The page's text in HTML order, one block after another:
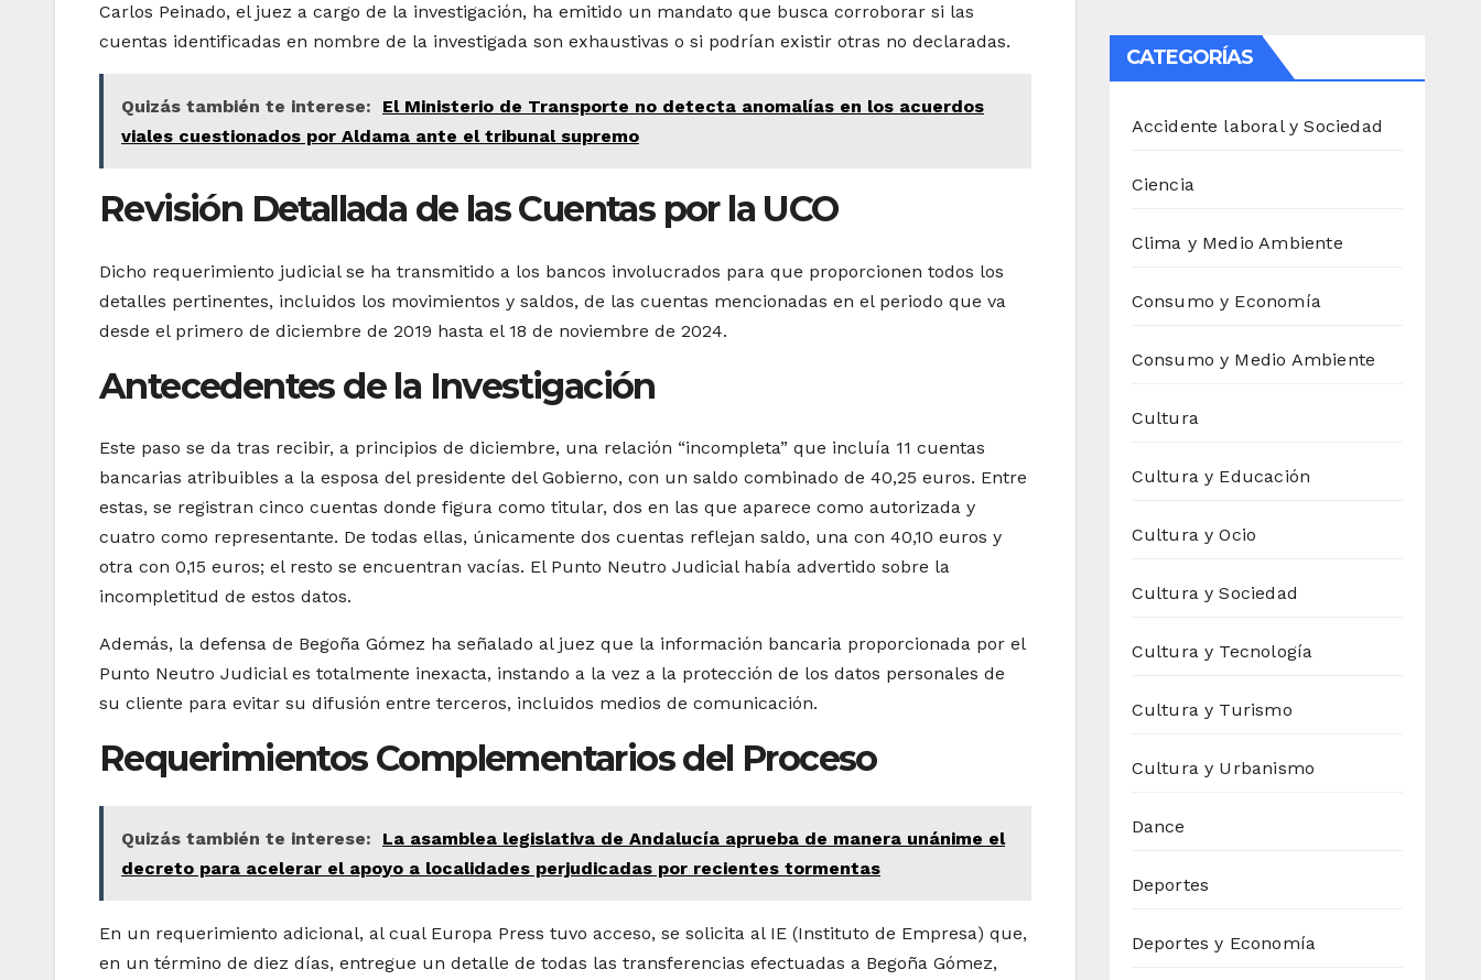
Carlos Peinado, el juez a cargo de la investigación, ha emitido un mandato que busca corroborar si las
cuentas identificadas en nombre de la investigada son exhaustivas o si podrían existir otras no declaradas.
Quizás también te interese:
El Ministerio de Transporte no detecta anomalías en los acuerdos
viales cuestionados por Aldama ante el tribunal supremo
Revisión Detallada de las Cuentas por la UCO
Dicho requerimiento judicial se ha transmitido a los bancos involucrados para que proporcionen todos los
detalles pertinentes, incluidos los movimientos y saldos, de las cuentas mencionadas en el periodo que va
desde el primero de diciembre de 2019 hasta el 18 de noviembre de 2024.
Antecedentes de la Investigación
Este paso se da tras recibir, a principios de diciembre, una relación “incompleta” que incluía 11 cuentas
bancarias atribuibles a la esposa del presidente del Gobierno, con un saldo combinado de 40,25 euros. Entre
estas, se registran cinco cuentas donde figura como titular, dos en las que aparece como autorizada y
cuatro como representante. De todas ellas, únicamente dos cuentas reflejan saldo, una con 40,10 euros y
otra con 0,15 euros; el resto se encuentran vacías. El Punto Neutro Judicial había advertido sobre la
incompletitud de estos datos.
Además, la defensa de Begoña Gómez ha señalado al juez que la información bancaria proporcionada por el
Punto Neutro Judicial es totalmente inexacta, instando a la vez a la protección de los datos personales de
su cliente para evitar su difusión entre terceros, incluidos medios de comunicación.
Requerimientos Complementarios del Proceso
Quizás también te interese:
La asamblea legislativa de Andalucía aprueba de manera unánime el
decreto para acelerar el apoyo a localidades perjudicadas por recientes tormentas
En un requerimiento adicional, al cual Europa Press tuvo acceso, se solicita al IE (Instituto de Empresa) que,
en un término de diez días, entregue un detalle de todas las transferencias efectuadas a Begoña Gómez,
CATEGORÍAS
Accidente laboral y Sociedad
Ciencia
Clima y Medio Ambiente
Consumo y Economía
Consumo y Medio Ambiente
Cultura
Cultura y Educación
Cultura y Ocio
Cultura y Sociedad
Cultura y Tecnología
Cultura y Turismo
Cultura y Urbanismo
Dance
Deportes
Deportes y Economía